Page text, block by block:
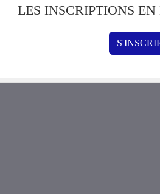
LES INSCRIPTIONS